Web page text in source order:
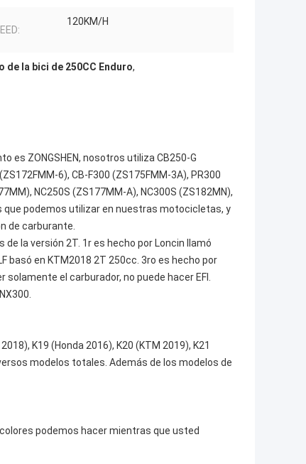
120KM/H
de la bici de 250CC Enduro,
es ZONGSHEN, nosotros utiliza CB250-G
6), CB-F300 (ZS175FMM-3A), PR300
NC250S (ZS177MM-A), NC300S (ZS182MN),
que podemos utilizar en nuestras motocicletas, y
de carburante.
la versión 2T. 1r es hecho por Loncin llamó
basó en KTM2018 2T 250cc. 3ro es hecho por
solamente el carburador, no puede hacer EFI.
K19 (Honda 2016), K20 (KTM 2019), K21
modelos totales. Además de los modelos de
podemos hacer mientras que usted